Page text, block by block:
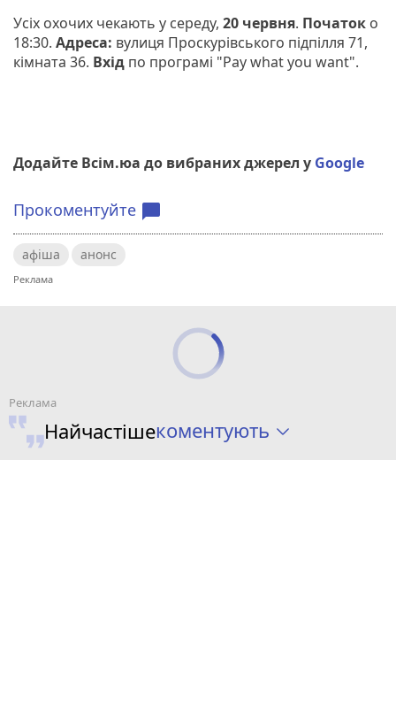
Усіх охочих чекають у середу, 20 червня. Початок о
18:30. Адреса: вулиця Проскурівського підпілля 71,
кімната 36. Вхід по програмі "Pay what you want".
Додайте Всім.юа до вибраних джерел у Google
Прокоментуйте chat_bubble
афіша анонс
Найчастішекоментують